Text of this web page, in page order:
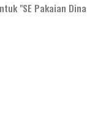
"SE Pakaian